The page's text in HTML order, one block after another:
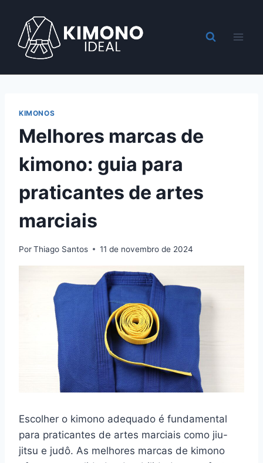
Conteúdo
KIMONOS
Melhores marcas de
kimono: guia para
praticantes de artes
marciais
PorThiago Santos 11 de novembro de 2024
Escolher o kimono adequado é fundamental
para praticantes de artes marciais como jiu-
jitsu e judô. As melhores marcas de kimono